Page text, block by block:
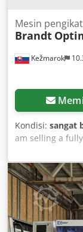
Kežmarok
Mesin
Brandt
Kondisi: sangat
am selling a
BRANDT
Configuration: -
unit adjustable
Nujpfx Af Uerf
adjustable via
pneumatically
adjustable